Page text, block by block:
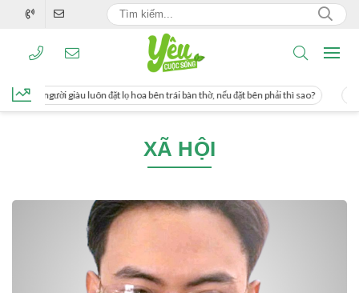
người giàu luôn đặt lọ hoa bên trái bàn thờ, nếu đặt bên phải thì sao?
XÃ HỘI